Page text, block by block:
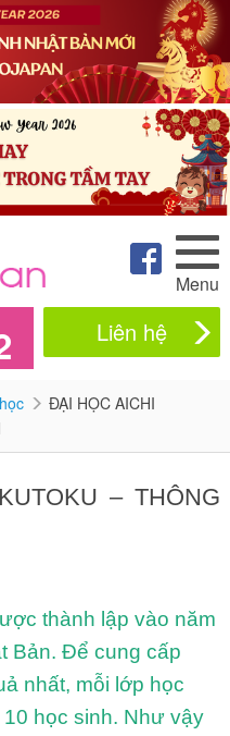
Menu
Liên hệ
ĐẠI HỌC AICHI
– THÔNG
thành lập vào năm
Bản. Để cung cấp
nhất, mỗi lớp học
học sinh. Như vậy